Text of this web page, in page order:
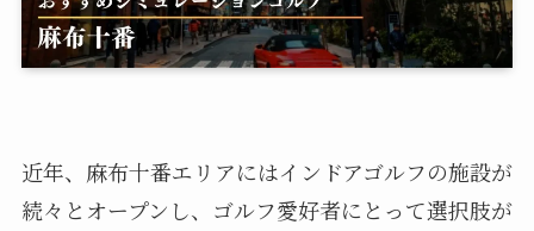
近年、麻布十番エリアにはインドアゴルフの施設が
続々とオープンし、ゴルフ愛好者にとって選択肢が